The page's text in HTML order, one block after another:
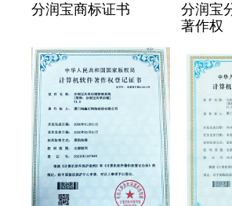
分润宝商标证书
分润宝
著作权